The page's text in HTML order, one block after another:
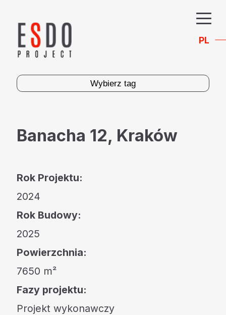
PL
Wybierz tag
Banacha 12, Kraków
Rok Projektu:
2024
Rok Budowy:
2025
Powierzchnia:
7650 m²
Fazy projektu:
Projekt wykonawczy